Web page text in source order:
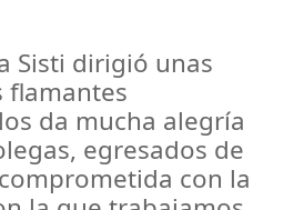
Sisti dirigió unas
flamantes
da mucha alegría
egresados de
con la